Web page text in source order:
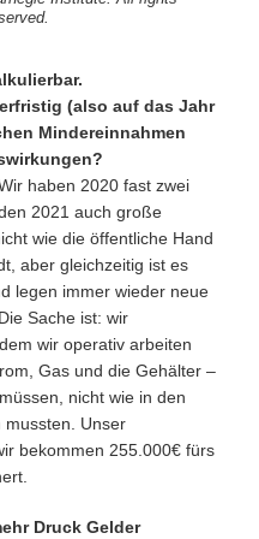
(also auf das Jahr
Mindereinnahmen
haben 2020 fast zwei
2021 auch große
wie die öffentliche Hand
aber gleichzeitig ist es
legen immer wieder neue
Sache ist: wir
wir operativ arbeiten
Gas und die Gehälter –
nicht wie in den
mussten. Unser
bekommen 255.000€ fürs
Druck Gelder